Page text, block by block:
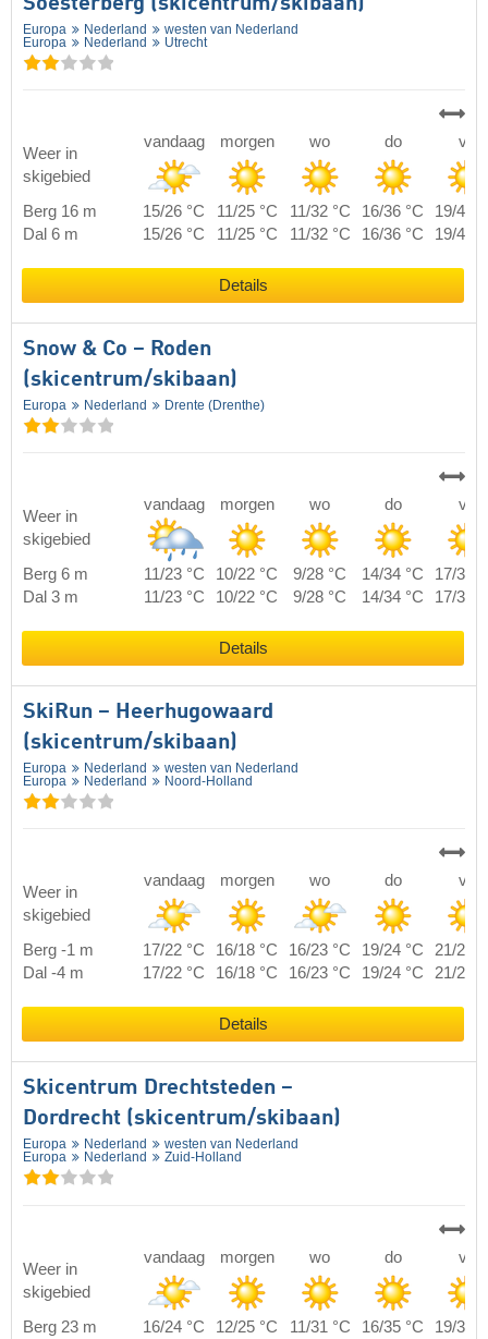
Europa Nederland
westen van Nederland
Europa
Nederland Utrecht
Weer in
skigebied
vandaag morgen wo do vr
Berg 16 m 15/26 °C 11/25 °C 11/32 °C 16/36 °C
19/40
Dal 6 m
15/26 °C 11/25 °C 11/32 °C 16/36 °C 19/40
Details
Snow & Co – Roden
(skicentrum/skibaan)
Europa Nederland Drente (Drenthe)
Weer in
skigebied
vandaag morgen wo do vr
Berg 6 m 11/23 °C 10/22 °C 9/28 °C 14/34 °C
17/37
Dal 3 m
11/23 °C 10/22 °C 9/28 °C 14/34 °C 17/37
Details
SkiRun – Heerhugowaard
(skicentrum/skibaan)
Europa Nederland
westen van Nederland
Europa
Nederland Noord-Holland
Weer in
skigebied
vandaag morgen wo do vr
Berg -1 m 17/22 °C 16/18 °C 16/23 °C 19/24 °C
21/26
Dal -4 m
17/22 °C 16/18 °C 16/23 °C 19/24 °C 21/26
Details
Skicentrum Drechtsteden –
Dordrecht (skicentrum/skibaan)
Europa Nederland
westen van Nederland
Europa
Nederland Zuid-Holland
Weer in
skigebied
vandaag morgen wo do vr
Berg 23 m 16/24 °C 12/25 °C 11/31 °C 16/35 °C
19/39